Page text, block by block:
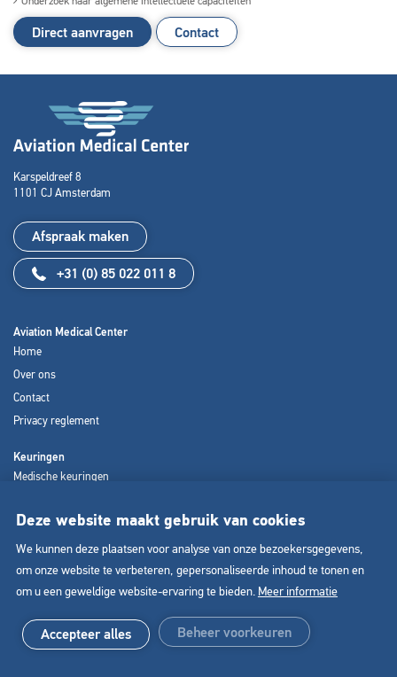
Deze website maakt gebruik van cookies
We kunnen deze plaatsen voor analyse van onze bezoekersgegevens,
om onze website te verbeteren, gepersonaliseerde inhoud te tonen en
om u een geweldige website-ervaring te bieden. Meer informatie
Beheer voorkeuren
Accepteer alles
Anderen zochten ook
+31 (0) 85 022 011 8
Direct aanvragen Contact
Karspeldreef 8
1101 CJ Amsterdam
Afspraak maken
+31 (0) 85 022 011 8
Aviation Medical Center
Home
Over ons
Contact
Privacy reglement
Keuringen
Medische keuringen
Coaching en loopbaanbegeleiding
Alle rechten voorbehouden